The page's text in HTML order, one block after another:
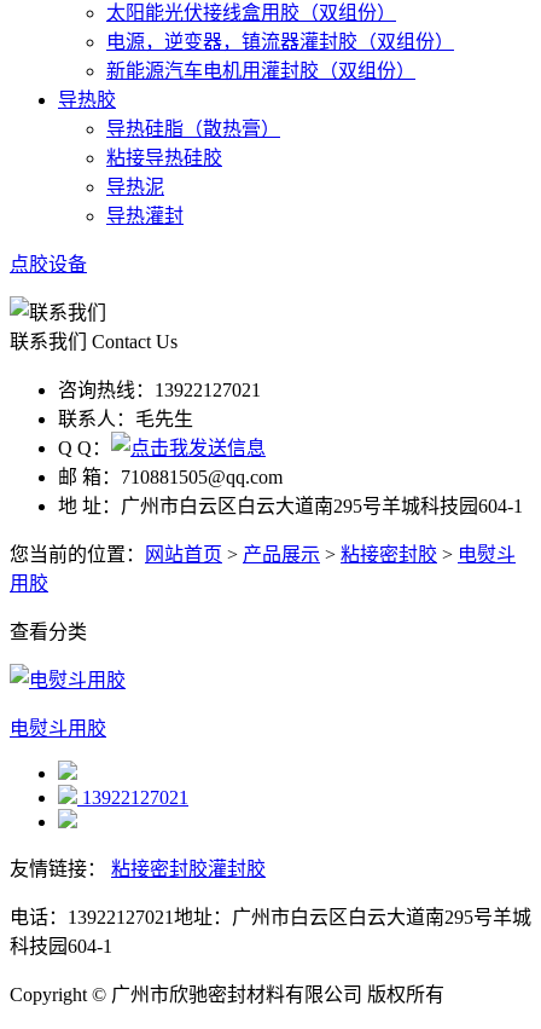
太阳能光伏接线盒用胶（双组份）
电源，逆变器，镇流器灌封胶（双组份）
新能源汽车电机用灌封胶（双组份）
导热胶
导热硅脂（散热膏）
粘接导热硅胶
导热泥
导热灌封
点胶设备
联系我们 Contact Us
咨询热线： 13922127021
联系人： 毛先生
Q Q：
邮 箱： 710881505@qq.com
地 址： 广州市白云区白云大道南295号羊城科技园604-1
您当前的位置： 网站首页 > 产品展示 > 粘接密封胶 > 电熨斗
用胶
查看分类
电熨斗用胶
13922127021
友情链接： 粘接密封胶灌封胶
电话：13922127021地址：广州市白云区白云大道南295号羊城
科技园604-1
Copyright © 广州市欣驰密封材料有限公司 版权所有